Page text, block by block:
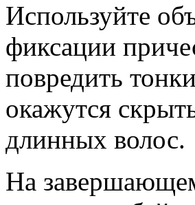
Используйте
фиксации
повредить
окажутся
длинных волос.
На